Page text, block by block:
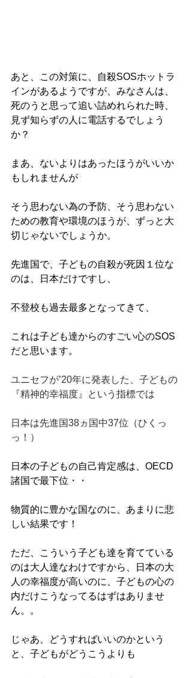
あと、この対策に、自殺SOSホットラ
インがあるようですが、みなさんは、
死のうと思って追い詰めれられた時、
見ず知らずの人に電話するでしょう
か？
まあ、ないよりはあったほうがいいか
もしれませんが
そう思わない為の予防、そう思わない
ための教育や環境のほうが、ずっと大
切じゃないでしょうか。
先進国で、子どもの自殺が死因１位な
のは、日本だけですし、
不登校も過去最多となってきて、
これは子ども達からのすごい心のSOS
だと思います。
ユニセフが’20年に発表した、子どもの
『精神的幸福度』という指標では
日本は先進国38ヵ国中37位（ひくっ
っ！）
日本の子どもの自己肯定感は、OECD
諸国で最下位・・
物質的に豊かな国なのに、あまりに悲
しい結果です！
ただ、こういう子ども達を育てている
のは大人達なわけですから、日本の大
人の幸福度が高いのに、子どもの心の
内だけこうなってるはずはありませ
ん。。
じゃあ、どうすればいいのかという
と、子どもがどうこうよりも